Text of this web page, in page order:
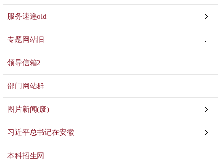
服务速递old
专题网站旧
领导信箱2
部门网站群
图片新闻(废)
习近平总书记在安徽
本科招生网